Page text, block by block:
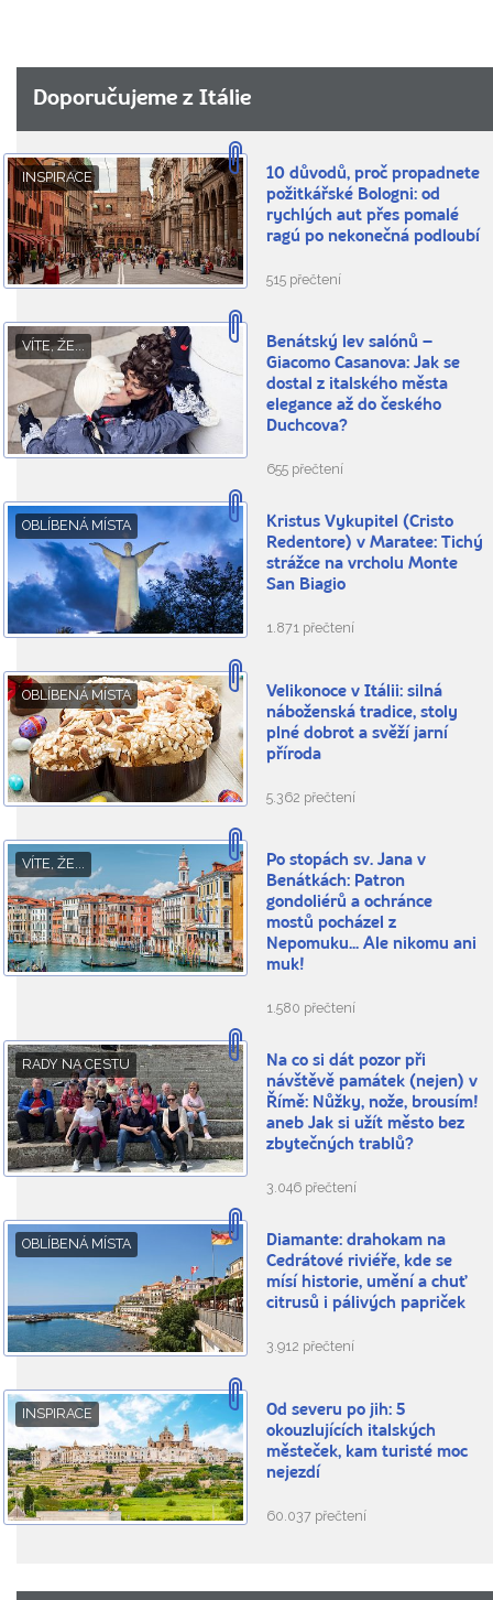
Doporučujeme z Itálie
INSPIRACE
10 důvodů, proč propadnete
požitkářské Bologni: od
rychlých aut přes pomalé
ragú po nekonečná podloubí
515 přečtení
VÍTE, ŽE...
Benátský lev salónů –
Giacomo Casanova: Jak se
dostal z italského města
elegance až do českého
Duchcova?
655 přečtení
OBLÍBENÁ MÍSTA
Kristus Vykupitel (Cristo
Redentore) v Maratee: Tichý
strážce na vrcholu Monte
San Biagio
1.871 přečtení
OBLÍBENÁ MÍSTA
Velikonoce v Itálii: silná
náboženská tradice, stoly
plné dobrot a svěží jarní
příroda
5.362 přečtení
VÍTE, ŽE...
Po stopách sv. Jana v
Benátkách: Patron
gondoliérů a ochránce
mostů pocházel z
Nepomuku... Ale nikomu ani
muk!
1.580 přečtení
RADY NA CESTU
Na co si dát pozor při
návštěvě památek (nejen) v
Římě: Nůžky, nože, brousím!
aneb Jak si užít město bez
zbytečných trablů?
3.046 přečtení
OBLÍBENÁ MÍSTA
Diamante: drahokam na
Cedrátové riviéře, kde se
mísí historie, umění a chuť
citrusů i pálivých papriček
3.912 přečtení
INSPIRACE
Od severu po jih: 5
okouzlujících italských
městeček, kam turisté moc
nejezdí
60.037 přečtení